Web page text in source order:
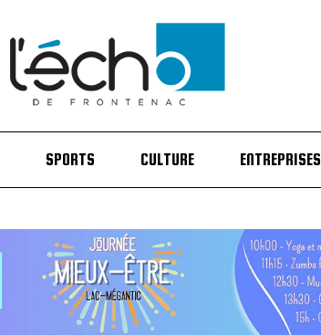
SPORTS CULTURE ENTREPRISES